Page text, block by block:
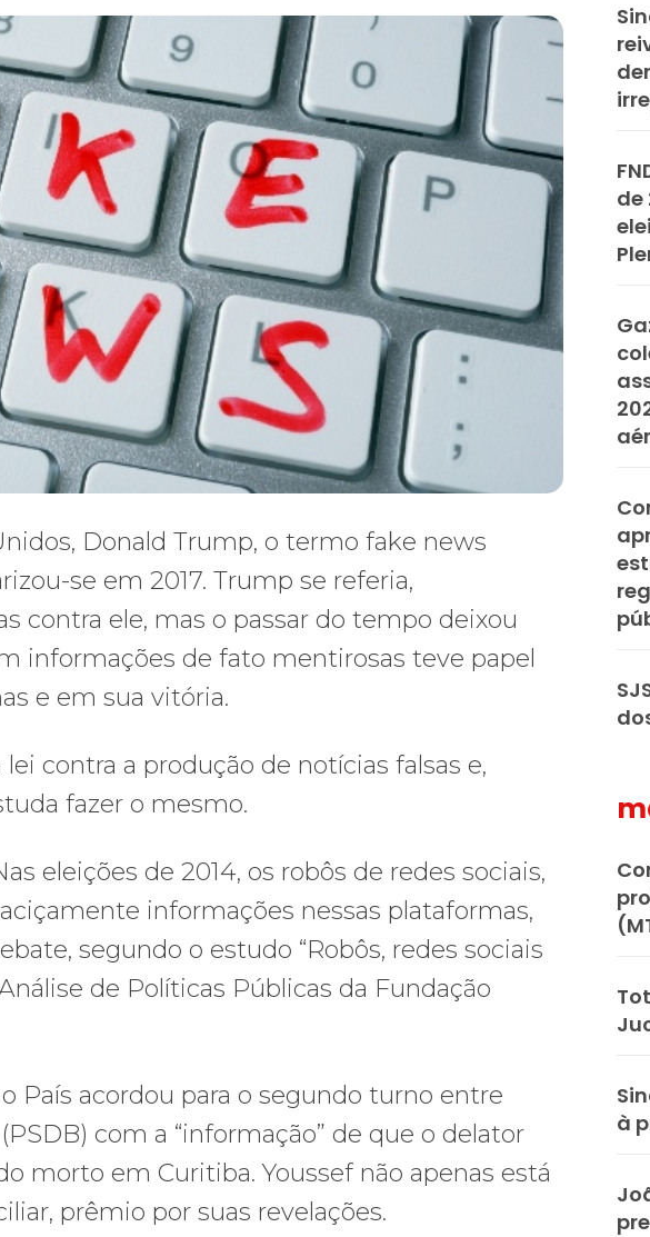
Donald Trump, o termo fake news
se em 2017. Trump se referia,
contra ele, mas o passar do tempo deixou
informações de fato mentirosas teve papel
e em sua vitória.
contra a produção de notícias falsas e,
fazer o mesmo.
eleições de 2014, os robôs de redes sociais,
informações nessas plataformas,
segundo o estudo “Robôs, redes sociais
de Políticas Públicas da Fundação
País acordou para o segundo turno entre
com a “informação” de que o delator
morto em Curitiba. Youssef não apenas está
prêmio por suas revelações.
de
à